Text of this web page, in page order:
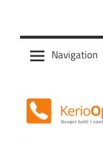
content
Kerio
telefonico
VoIP
Asterix
con
Navigation